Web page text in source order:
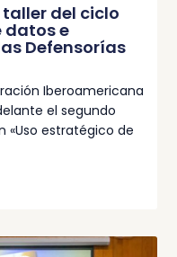
taller del ciclo
datos e
Defensorías
Iberoamericana
el segundo
estratégico de